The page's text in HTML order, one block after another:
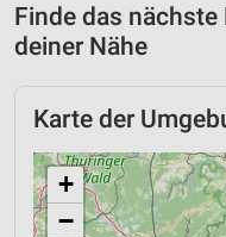
Finde das
deiner Nähe
Karte der
+
−